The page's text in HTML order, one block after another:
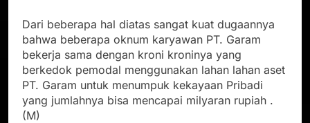
Dari beberapa hal diatas sangat kuat dugaannya
bahwa beberapa oknum karyawan PT. Garam
bekerja sama dengan kroni kroninya yang
berkedok pemodal menggunakan lahan lahan aset
PT. Garam untuk menumpuk kekayaan Pribadi
yang jumlahnya bisa mencapai milyaran rupiah .
(M)